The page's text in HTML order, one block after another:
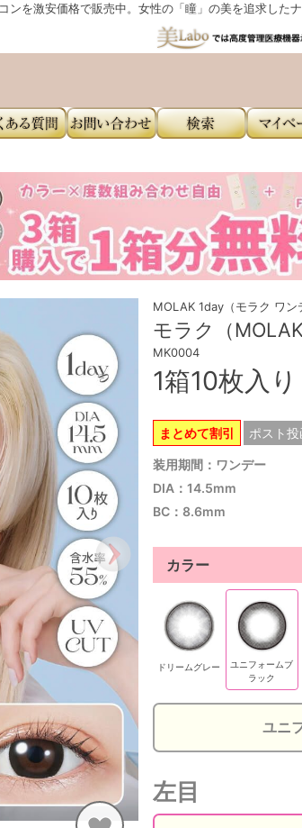
を激安価格で販売中。女性の「瞳」の美を追求した
MOLAK 1day（モラク ワン
モラク（MOLAK
MK0004
1箱10枚入り
まとめて割引 ポスト
装用期間：ワンデー
DIA：14.5mm
BC：8.6mm
カラー
ドリームグレー
ユニフォームブ
ラック
左目